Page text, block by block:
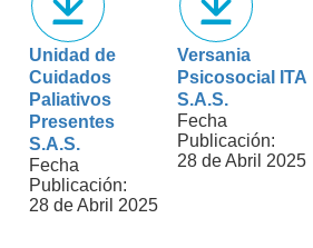
Unidad de
Cuidados
Paliativos
Presentes
S.A.S.
Fecha
Publicación:
28 de Abril 2025
Versania
Psicosocial ITA
S.A.S.
Fecha
Publicación:
28 de Abril 2025